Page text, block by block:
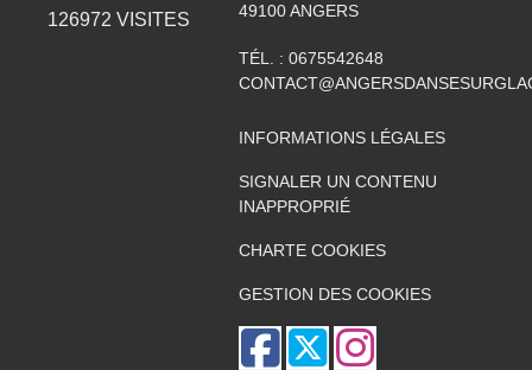
126972 VISITES
49100 ANGERS
TÉL. : 0675542648
INFORMATIONS LÉGALES
SIGNALER UN CONTENU
INAPPROPRIÉ
CHARTE COOKIES
GESTION DES COOKIES